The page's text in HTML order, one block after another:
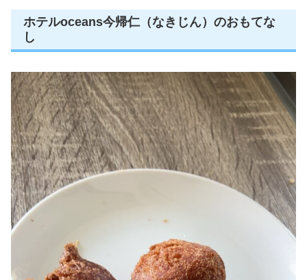
ホテルoceans今帰仁（なきじん）のおもてな
し